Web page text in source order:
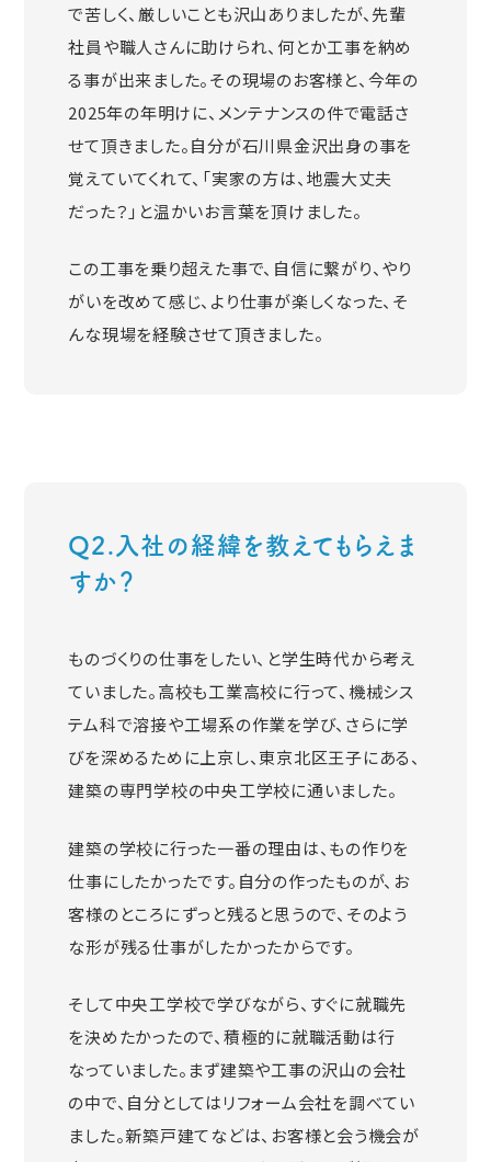
で苦しく、厳しいことも沢山ありましたが、先輩
社員や職人さんに助けられ、何とか工事を納め
る事が出来ました。その現場のお客様と、今年の
2025年の年明けに、メンテナンスの件で電話さ
せて頂きました。自分が石川県金沢出身の事を
覚えていてくれて、「実家の方は、地震大丈夫
だった？」と温かいお言葉を頂けました。
この工事を乗り超えた事で、自信に繋がり、やり
がいを改めて感じ、より仕事が楽しくなった、そ
んな現場を経験させて頂きました。
Q2.入社の経緯を教えてもらえま
すか？
ものづくりの仕事をしたい、と学生時代から考え
ていました。高校も工業高校に行って、機械シス
テム科で溶接や工場系の作業を学び、さらに学
びを深めるために上京し、東京北区王子にある、
建築の専門学校の中央工学校に通いました。
建築の学校に行った一番の理由は、もの作りを
仕事にしたかったです。自分の作ったものが、お
客様のところにずっと残ると思うので、そのよう
な形が残る仕事がしたかったからです。
そして中央工学校で学びながら、すぐに就職先
を決めたかったので、積極的に就職活動は行
なっていました。まず建築や工事の沢山の会社
の中で、自分としてはリフォーム会社を調べてい
ました。新築戸建てなどは、お客様と会う機会が